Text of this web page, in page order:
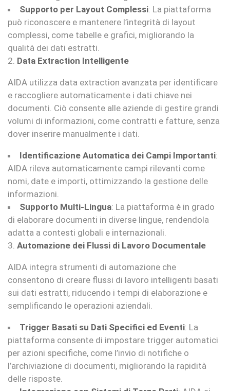
Supporto per Layout Complessi: La piattaforma
può riconoscere e mantenere l’integrità di layout
complessi, come tabelle e grafici, migliorando la
qualità dei dati estratti.
2. Data Extraction Intelligente
AIDA utilizza data extraction avanzata per identificare
e raccogliere automaticamente i dati chiave nei
documenti. Ciò consente alle aziende di gestire grandi
volumi di informazioni, come contratti e fatture, senza
dover inserire manualmente i dati.
Identificazione Automatica dei Campi Importanti:
AIDA rileva automaticamente campi rilevanti come
nomi, date e importi, ottimizzando la gestione delle
informazioni.
Supporto Multi-Lingua: La piattaforma è in grado
di elaborare documenti in diverse lingue, rendendola
adatta a contesti globali e internazionali.
3. Automazione dei Flussi di Lavoro Documentale
AIDA integra strumenti di automazione che
consentono di creare flussi di lavoro intelligenti basati
sui dati estratti, riducendo i tempi di elaborazione e
semplificando le operazioni aziendali.
Trigger Basati su Dati Specifici ed Eventi: La
piattaforma consente di impostare trigger automatici
per azioni specifiche, come l’invio di notifiche o
l’archiviazione di documenti, migliorando la rapidità
delle risposte.